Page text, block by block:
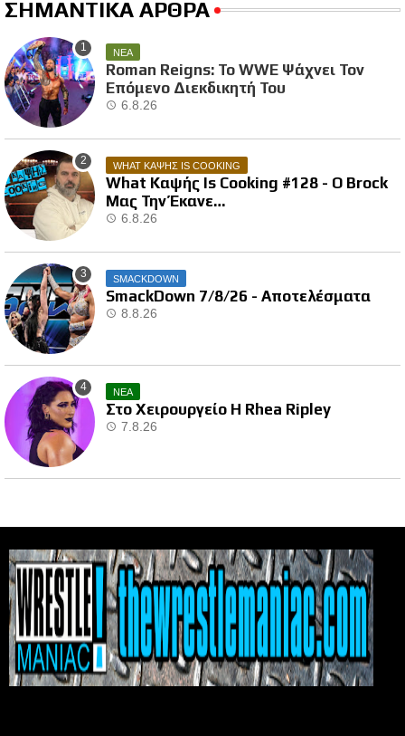
ΣΗΜΑΝΤΙΚΑ ΑΡΘΡΑ
ΝΕΑ
Roman Reigns: Το WWE Ψάχνει Τον
Επόμενο Διεκδικητή Του
6.8.26
WHAT ΚΑΨΗΣ IS COOKING
What Καψής Is Cooking #128 - Ο Brock
Μας Την Έκανε…
6.8.26
SMACKDOWN
SmackDown 7/8/26 - Αποτελέσματα
8.8.26
ΝΕΑ
Στο Χειρουργείο Η Rhea Ripley
7.8.26